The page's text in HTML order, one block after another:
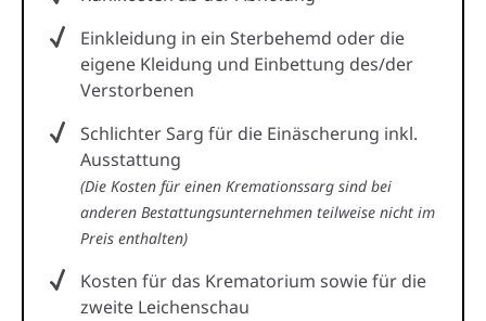
Einkleidung in ein Sterbehemd oder die
eigene Kleidung und Einbettung des/der
Verstorbenen
Schlichter Sarg für die Einäscherung inkl.
Ausstattung
(Die Kosten für einen Kremationssarg sind bei
anderen Bestattungsunternehmen teilweise nicht im
Preis enthalten)
Kosten für das Krematorium sowie für die
zweite Leichenschau